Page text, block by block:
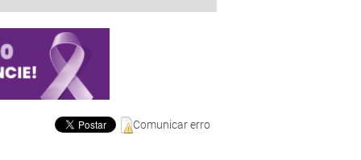
Comunicar erro